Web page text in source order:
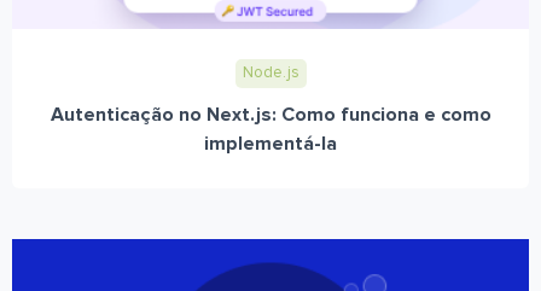
Node.js
Autenticação no Next.js: Como funciona e como
implementá-la